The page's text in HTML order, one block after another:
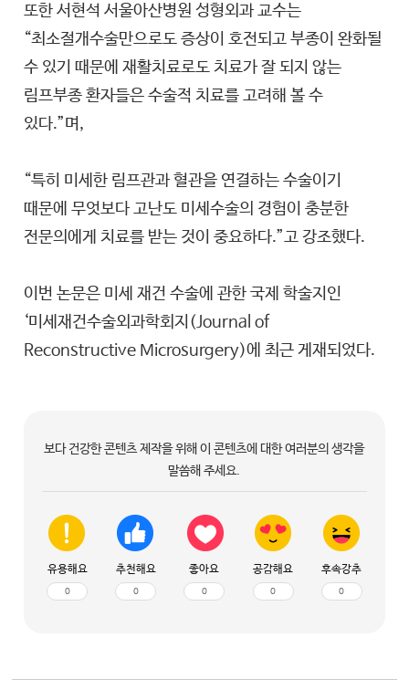
또한 서현석 서울아산병원 성형외과 교수는
“최소절개수술만으로도 증상이 호전되고 부종이 완화될
수 있기 때문에 재활치료로도 치료가 잘 되지 않는
림프부종 환자들은 수술적 치료를 고려해 볼 수
있다.”며,
“특히 미세한 림프관과 혈관을 연결하는 수술이기
때문에 무엇보다 고난도 미세수술의 경험이 충분한
전문의에게 치료를 받는 것이 중요하다.”고 강조했다.
이번 논문은 미세 재건 수술에 관한 국제 학술지인
‘미세재건수술외과학회지(Journal of
Reconstructive Microsurgery)에 최근 게재되었다.
보다 건강한 콘텐츠 제작을 위해 이 콘텐츠에 대한 여러분의 생각을
말씀해 주세요.
유용해요
0
추천해요
0
좋아요
0
공감해요
0
후속강추
0